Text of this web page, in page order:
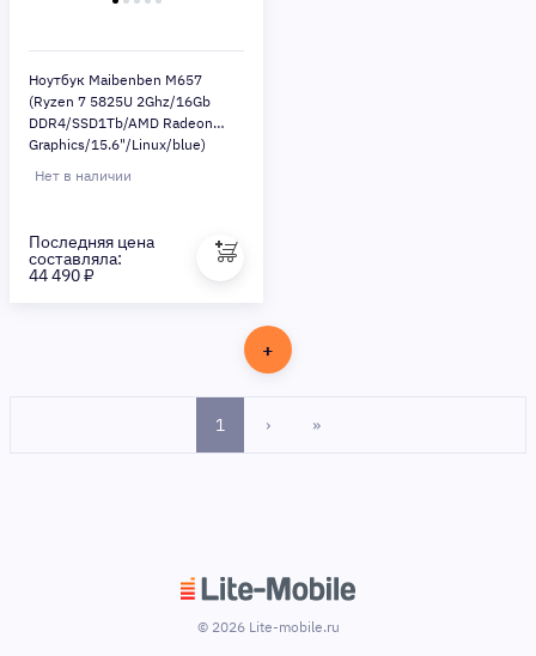
Ноутбук Maibenben M657
(Ryzen 7 5825U 2Ghz/16Gb
DDR4/SSD1Tb/AMD Radeon
Graphics/15.6"/Linux/blue)
Нет в наличии
Последняя цена
составляла:
44 490 ₽
+
1 › »
© 2026 Lite-mobile.ru